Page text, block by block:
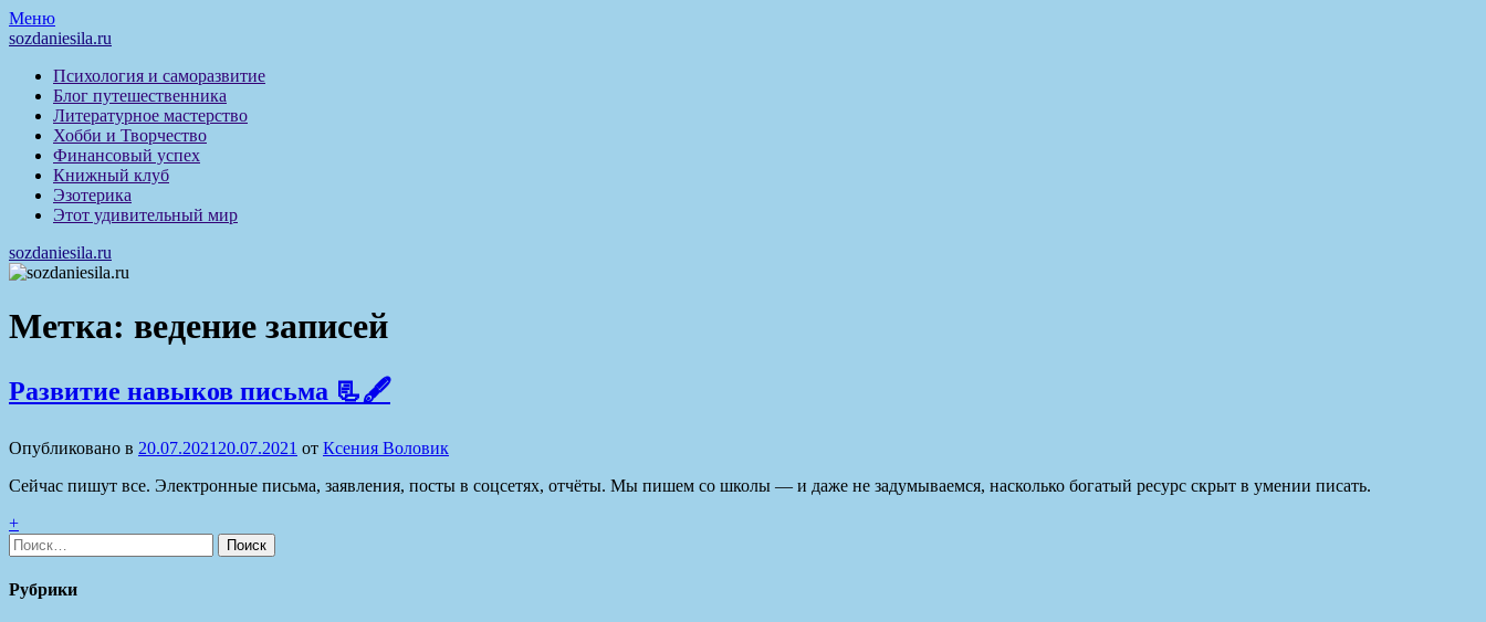
Перейти
к
Меню
sozdaniesila.ru
Психология и саморазвитие
Блог путешественника
Литературное мастерство
Хобби и Творчество
Финансовый успех
Книжный клуб
Эзотерика
Этот удивительный мир
sozdaniesila.ru
Метка: ведение записей
Развитие навыков письма 📃🖋
Опубликовано в 20.07.2021 20.07.2021 от Ксения Воловик
Сейчас пишут все. Электронные письма, заявления, посты в соцсетях, отчёты. Мы пишем со школы — и даже не задумываемся, насколько богатый ресурс скрыт в умении писать.
+
Найти:
Рубрики